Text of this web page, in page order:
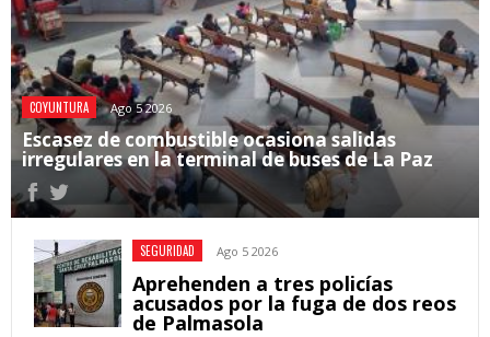
COYUNTURA Ago 5 2026
Escasez de combustible ocasiona salidas
irregulares en la terminal de buses de La Paz
SEGURIDAD Ago 5 2026
Aprehenden a tres policías
acusados por la fuga de dos reos
de Palmasola